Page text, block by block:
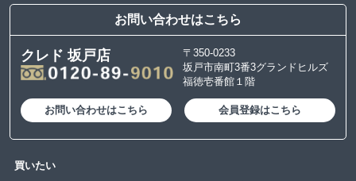
お問い合わせはこちら
クレド 坂戸店
〒350-0233
坂戸市南町3番3グランドヒルズ
福徳壱番館１階
お問い合わせはこちら 会員登録はこちら
買いたい